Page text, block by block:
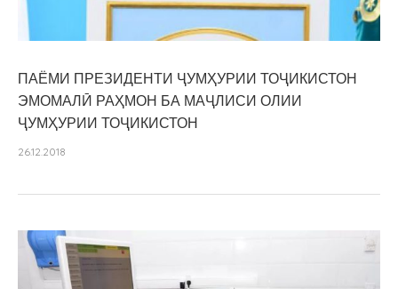
ПАЁМИ ПРЕЗИДЕНТИ ҶУМҲУРИИ ТОҶИКИСТОН
ЭМОМАЛӢ РАҲМОН БА МАҶЛИСИ ОЛИИ
ҶУМҲУРИИ ТОҶИКИСТОН
26.12.2018